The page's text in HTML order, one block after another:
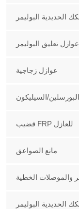
الحديدية البوليمر
عوازل تعليق البوليمر
عوازل زجاجية
السيليكون
قضيب FRP للعازل
مانع الصواعق
والموصلات الخطية
الحديدية البوليمر